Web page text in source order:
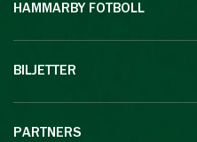
HAMMARBY FOTBOLL
BILJETTER
PARTNERS